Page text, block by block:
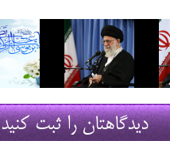
دیدگاهتان را ثبت کنید